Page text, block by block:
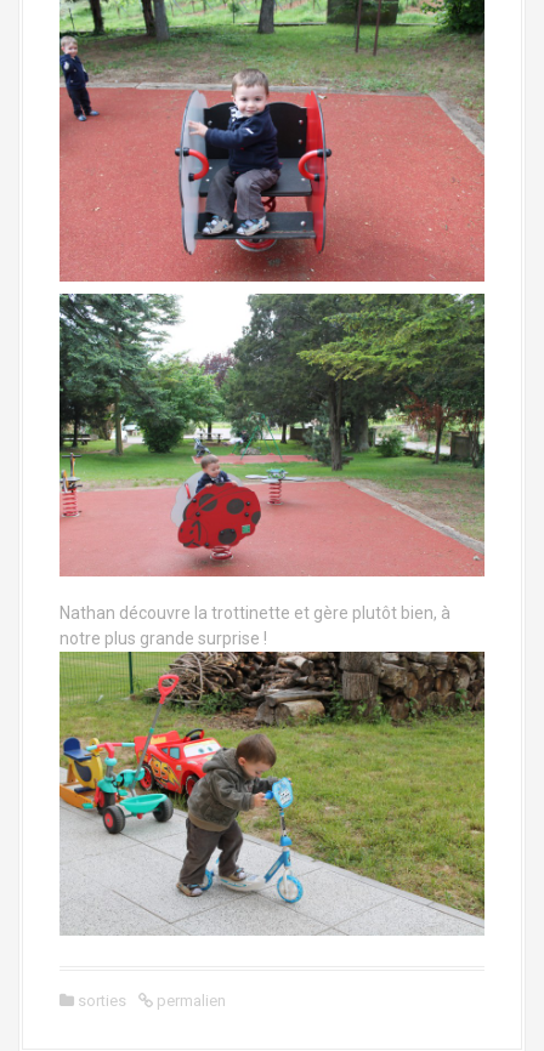
Nathan découvre la trottinette et gère plutôt bien, à
notre plus grande surprise !
sorties permalien